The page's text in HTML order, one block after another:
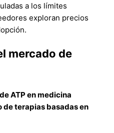
a los límites
exploran precios
mercado de
ATP en medicina
terapias basadas en